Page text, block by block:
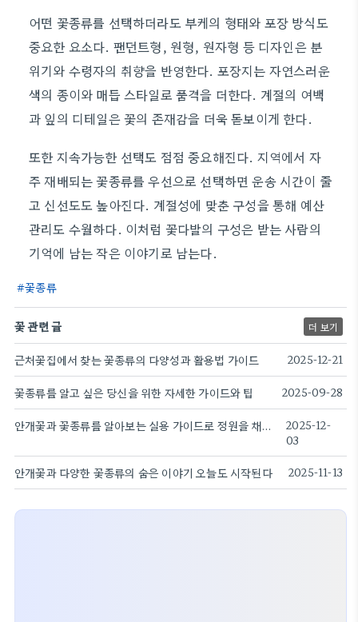
어떤 꽃종류를 선택하더라도 부케의 형태와 포장 방식도
중요한 요소다. 팬던트형, 원형, 원자형 등 디자인은 분
위기와 수령자의 취향을 반영한다. 포장지는 자연스러운
색의 종이와 매듭 스타일로 품격을 더한다. 계절의 여백
과 잎의 디테일은 꽃의 존재감을 더욱 돋보이게 한다.
또한 지속가능한 선택도 점점 중요해진다. 지역에서 자
주 재배되는 꽃종류를 우선으로 선택하면 운송 시간이 줄
고 신선도도 높아진다. 계절성에 맞춘 구성을 통해 예산
관리도 수월하다. 이처럼 꽃다발의 구성은 받는 사람의
기억에 남는 작은 이야기로 남는다.
꽃종류
꽃 관련 글 더 보기
근처꽃집에서 찾는 꽃종류의 다양성과 활용법 가이드 2025-12-21
꽃종류를 알고 싶은 당신을 위한 자세한 가이드와 팁 2025-09-28
안개꽃과 꽃종류를 알아보는 실용 가이드로 정원을 채우기
2025-12-
03
안개꽃과 다양한 꽃종류의 숨은 이야기 오늘도 시작된다 2025-11-13